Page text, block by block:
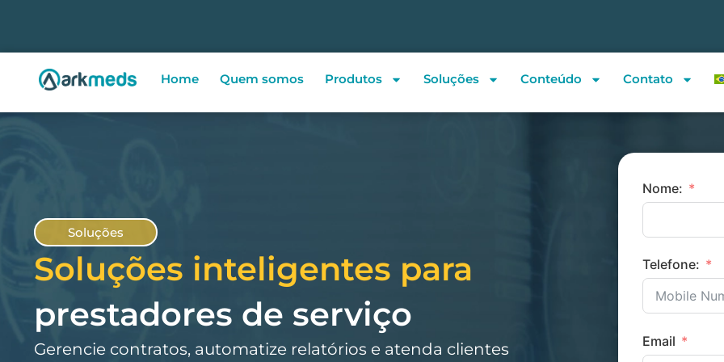
Home Quem somos Produtos Soluções Conteúdo Contato
Soluções
Soluções inteligentes para
prestadores de serviço
Gerencie contratos, automatize relatórios e atenda clientes
Nome:
Telefone:
Email